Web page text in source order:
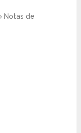
Notas de